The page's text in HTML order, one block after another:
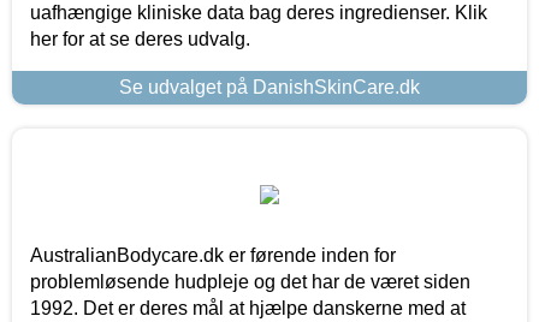
uafhængige kliniske data bag deres ingredienser. Klik
her for at se deres udvalg.
Se udvalget på DanishSkinCare.dk
AustralianBodycare.dk er førende inden for
problemløsende hudpleje og det har de været siden
1992. Det er deres mål at hjælpe danskerne med at